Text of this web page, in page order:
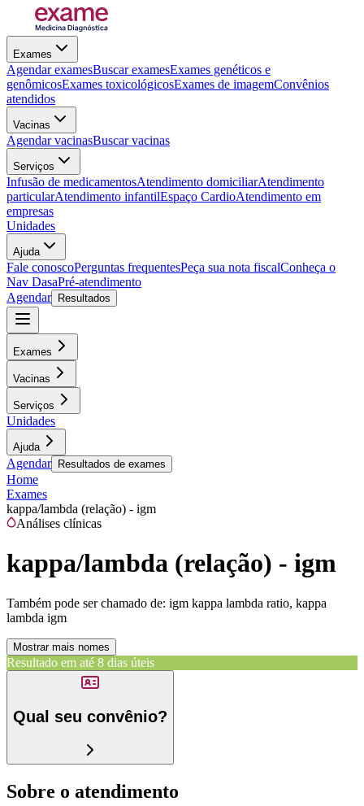
Exames
Agendar examesBuscar examesExames genéticos e
genômicosExames toxicológicosExames de imagemConvênios
atendidos
Vacinas
Agendar vacinasBuscar vacinas
Serviços
Infusão de medicamentosAtendimento domiciliarAtendimento
particularAtendimento infantilEspaço CardioAtendimento em
empresas
Unidades
Ajuda
Fale conoscoPerguntas frequentesPeça sua nota fiscalConheça o
Nav DasaPré-atendimento
Agendar
Resultados
Exames
Vacinas
Serviços
Unidades
Ajuda
Agendar Resultados de exames
Home
Exames
kappa/lambda (relação) - igm
Análises clínicas
kappa/lambda (relação) - igm
Também pode ser chamado de: igm kappa lambda ratio, kappa
lambda igm
Mostrar mais nomes
Resultado em até 8 dias úteis
Qual seu convênio?
Sobre o atendimento